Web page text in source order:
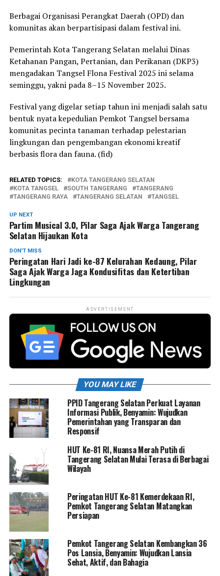
Berbagai Organisasi Perangkat Daerah (OPD) dan
komunitas akan berpartisipasi dalam festival ini.
Pemerintah Kota Tangerang Selatan melalui Dinas
Ketahanan Pangan, Pertanian, dan Perikanan (DKP3)
mengadakan Tangsel Flona Festival 2025 ini selama
seminggu, yakni pada 8–15 November 2025.
Festival yang digelar setiap tahun ini menjadi salah satu
bentuk nyata kepedulian Pemkot Tangsel bersama
komunitas pecinta tanaman terhadap pelestarian
lingkungan dan pengembangan ekonomi kreatif
berbasis flora dan fauna. (fid)
RELATED TOPICS:
KOTA TANGERANG SELATAN
KOTA TANGSEL
SOUTH TANGERANG
TANGERANG
TANGERANG RAYA
TANGERANG SELATAN TANGSEL
UP NEXT
Partim Musical 3.0, Pilar Saga Ajak Warga Tangerang
Selatan Hijaukan Kota
DON'T MISS
Peringatan Hari Jadi ke-87 Kelurahan Kedaung, Pilar
Saga Ajak Warga Jaga Kondusifitas dan Ketertiban
Lingkungan
ADVERTISEMENT
YOU MAY LIKE
PPID Tangerang Selatan Perkuat Layanan
Informasi Publik, Benyamin: Wujudkan
Pemerintahan yang Transparan dan
Responsif
HUT Ke-81 RI, Nuansa Merah Putih di
Tangerang Selatan Mulai Terasa di Berbagai
Wilayah
Peringatan HUT Ke-81 Kemerdekaan RI,
Pemkot Tangerang Selatan Matangkan
Persiapan
Pemkot Tangerang Selatan Kembangkan 36
Pos Lansia, Benyamin: Wujudkan Lansia
Sehat, Aktif, dan Bahagia